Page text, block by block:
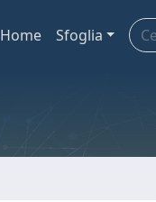
Home Sfoglia